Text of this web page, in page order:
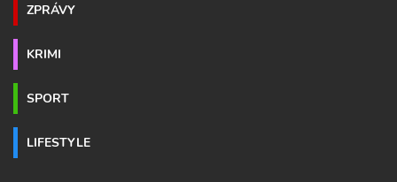
ZPRÁVY
KRIMI
SPORT
LIFESTYLE